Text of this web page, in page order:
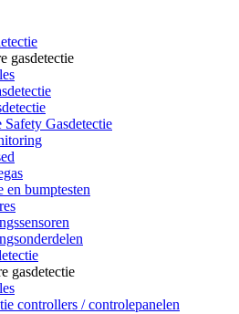
gasdetectie
Gasdetectie
en bumptesten
gasdetectie
controllers / controlepanelen